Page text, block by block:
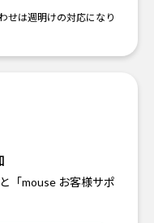
せは週明けの対応になり
「mouse お客様サポ